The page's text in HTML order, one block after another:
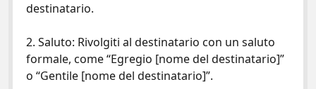
destinatario.
2. Saluto: Rivolgiti al destinatario con un saluto
formale, come “Egregio [nome del destinatario]”
o “Gentile [nome del destinatario]”.